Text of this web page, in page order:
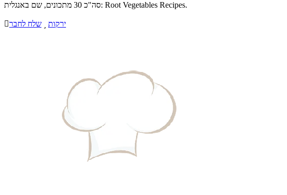
סה"כ 30 מתכונים, שם באנגלית: Root Vegetables Recipes.
שלח לחבר ירקות